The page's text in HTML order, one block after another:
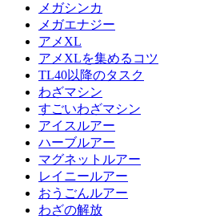
メガシンカ
メガエナジー
アメXL
アメXLを集めるコツ
TL40以降のタスク
わざマシン
すごいわざマシン
アイスルアー
ハーブルアー
マグネットルアー
レイニールアー
おうごんルアー
わざの解放